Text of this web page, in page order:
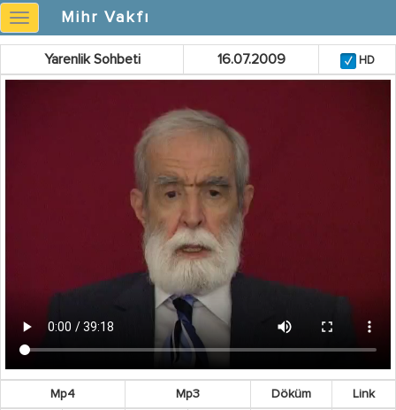
Mihr
Vakfı
Mihr Vakfı
Yarenlik Sohbeti 16.07.2009 HD
Mp4 Mp3 Döküm Link